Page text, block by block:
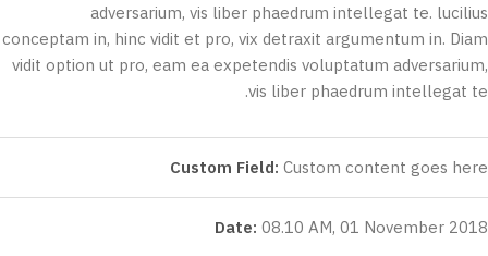
adversarium, vis liber phaedrum intellegat te. lucilius
conceptam in, hinc vidit et pro, vix detraxit argumentum in. Diam
vidit option ut pro, eam ea expetendis voluptatum adversarium,
vis liber phaedrum intellegat te.
Custom Field: Custom content goes here
Date: 08.10 AM, 01 November 2018